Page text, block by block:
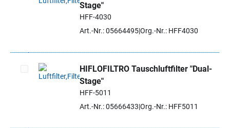
Artikel auswählen
Stage"
HFF-4030
Art.-Nr.: 05664495Org.-Nr.: HFF4030
Artikel auswählen
HIFLOFILTRO Tauschluftfilter "Dual-
Stage"
HFF-5011
Art.-Nr.: 05666433 Org.-Nr.: HFF5011